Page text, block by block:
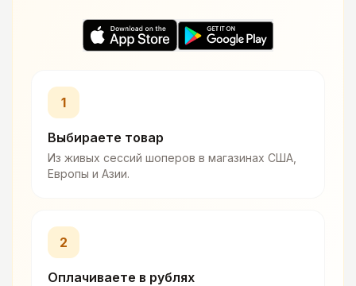
1
Выбираете товар
Из живых сессий шоперов в магазинах США,
Европы и Азии.
2
Оплачиваете в рублях